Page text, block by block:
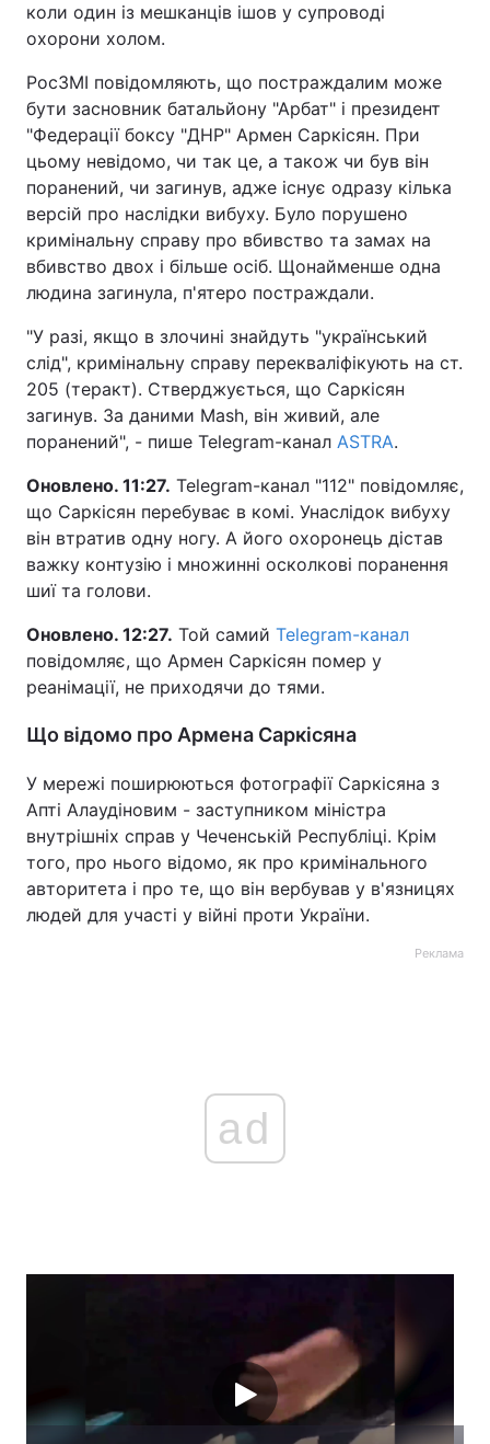
коли один із мешканців ішов у супроводі
охорони холом.
РосЗМІ повідомляють, що постраждалим може
бути засновник батальйону "Арбат" і президент
"Федерації боксу "ДНР" Армен Саркісян. При
цьому невідомо, чи так це, а також чи був він
поранений, чи загинув, адже існує одразу кілька
версій про наслідки вибуху. Було порушено
кримінальну справу про вбивство та замах на
вбивство двох і більше осіб. Щонайменше одна
людина загинула, п'ятеро постраждали.
"У разі, якщо в злочині знайдуть "український
слід", кримінальну справу перекваліфікують на ст.
205 (теракт). Стверджується, що Саркісян
загинув. За даними Mash, він живий, але
поранений", - пише Telegram-канал ASTRA.
Оновлено. 11:27. Telegram-канал "112" повідомляє,
що Саркісян перебуває в комі. Унаслідок вибуху
він втратив одну ногу. А його охоронець дістав
важку контузію і множинні осколкові поранення
шиї та голови.
Оновлено. 12:27. Той самий Telegram-канал
повідомляє, що Армен Саркісян помер у
реанімації, не приходячи до тями.
Що відомо про Армена Саркісяна
У мережі поширюються фотографії Саркісяна з
Апті Алаудіновим - заступником міністра
внутрішніх справ у Чеченській Республіці. Крім
того, про нього відомо, як про кримінального
авторитета і про те, що він вербував у в'язницях
людей для участі у війні проти України.
Реклама
ad